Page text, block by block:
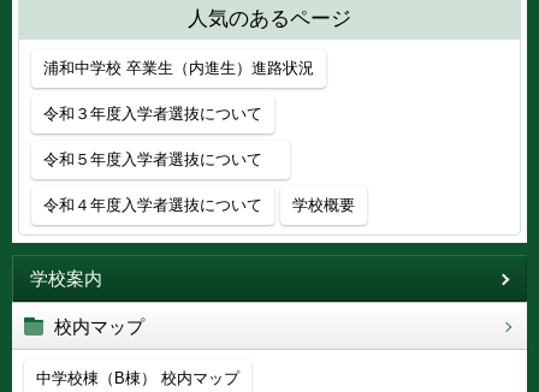
人気のあるページ
浦和中学校 卒業生（内進生）進路状況
令和３年度入学者選抜について
令和５年度入学者選抜について
令和４年度入学者選抜について 学校概要
学校案内
校内マップ
中学校棟（B棟） 校内マップ